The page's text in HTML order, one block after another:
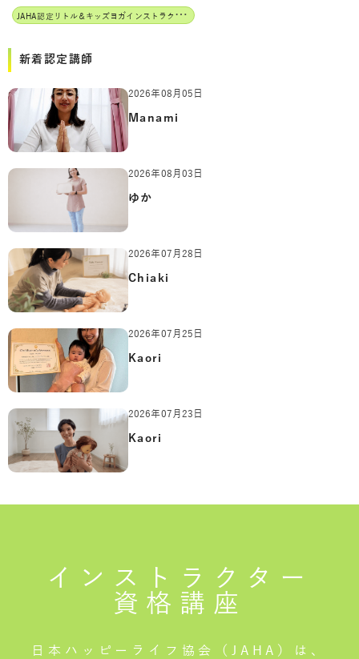
J
AHA認定リトル＆キッズヨガインストラクター
新着認定講師
2026年08月05日
Manami
2026年08月03日
ゆか
2026年07月28日
Chiaki
2026年07月25日
Kaori
2026年07月23日
Kaori
インストラクター
資格講座
日本ハッピーライフ協会（JAHA）は、